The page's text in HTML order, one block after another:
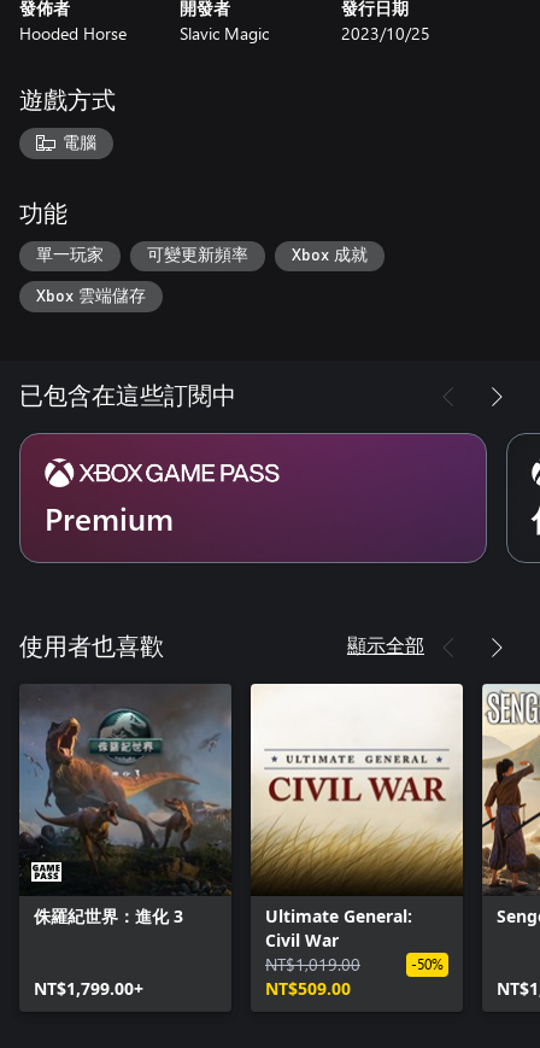
來建造自己的家。每個區域都根據你的道路和規劃的空間分割成
次級區域，住家也會隨之擴大或縮減規模。
源。屋主不只會繳稅，他們還會種菜，以及飼養雞和羊，以你經
營農場、牧場和工業無法供應的產品滿足自己和其他居民的基本
需求。
• 引導你的聚落完成每個季節的獨特要求和機會，享受春雨帶來
資源管理
從靴子到大麥和毛皮，再到蜂蜜，《莊園領主》有龐大而多樣
化，並且符合該時代的貨物。原料必須經過運送，透過生產鍊處
理成為加工成品，而且你必須在人民的需要和生產奢侈品的欲望
• 資源散佈在地圖各處，以鼓勵你擴張並建立多處專業化的聚
的村莊則為不斷成長的人口提供必要的穀物和肉類。辛苦賺來的
影響力，你會先用於幫鐵匠購買鐵材，還是優先用於肥沃的土
• 毫無節制的擴張會對環境造成直接的影響。鹿群會遷移遠離不
斷侵占土地的文明，缺少作物輪種會使土地變得貧瘠，砍伐過多
樹木會導致森林消失。
無法自行生產的貨物，並憑藉稅金跟上述財富賺飽金庫。
中古世紀戰爭
你的城鎮只不過是廣闊領土中的一小片土地，而你和敵對領主之
間的競爭野心將不可避免地導致衝突發生。你將帶領你的人民參
與戰鬥，但他們並不是可以輕易補充的砲灰部隊，而是你親愛的
忠誠子民，死亡的每一個人都是需要你再三思量的代價。
• 鄰近的領主們會建立各自的城鎮並擴張領地，與你競爭，迫使
你不得不隨時採取行動應對。建造城堡以保衛你的領土免受侵
害，同時尋找機會率領軍隊對敵方發動攻勢。
• 你可以訓練一批菁英戰士，和以城鎮民兵組成的軍隊並肩作
戰。有時候這些士兵必須掃蕩盜匪，而有些時候，你將率領你的
手下踏上戰場，以征服或守衛領土。在必要時，你也可能需要以
昂貴的傭兵充實兵員。你是否會一遇到麻煩就培養民兵，使農民
掄起武器、集結兵力，導致經濟發展停滯？還是會花費個人財富
發佈者
Hooded Horse
開發者
Slavic Magic
發行日期
2023/10/25
遊戲方式
電腦
功能
單一玩家 可變更新頻率 Xbox 成就
Xbox 雲端儲存
已包含在這些訂閱中
Premium
使用者也喜歡 顯示全部
侏羅紀世界：進化 3
NT$1,799.00+
Ultimate General:
Civil War
NT$1,019.00
NT$509.00
-50%